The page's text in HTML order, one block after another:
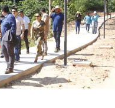
Lima, destacou a
pedagógica e acadêmica.
e teremos o
aqui e já vejo essas
reitor de Planejamento,